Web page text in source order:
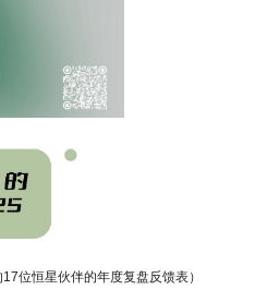
位恒星伙伴的年度复盘反馈表）